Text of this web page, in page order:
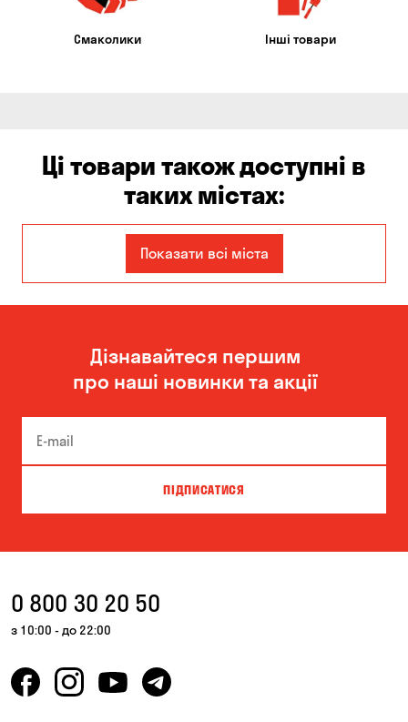
Смаколики Інші товари
Ці товари також доступні в
таких містах:
Єлизаветівка
Боярка Білогородка
Гатне Гора
Зазим’є
Кривий Ріг Кропивницький
Петропавлівська
Показати всі міста
Дізнавайтеся першим
про наші новинки та акції
ПІДПИСАТИСЯ
0 800 30 20 50
з 10:00 - до 22:00